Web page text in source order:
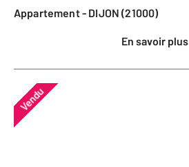
Appartement - DIJON (21000)
En savoir plus
Vendu